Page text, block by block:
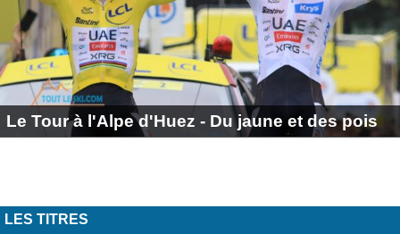
Le Tour à l'Alpe d'Huez - Du jaune et des pois
LES TITRES